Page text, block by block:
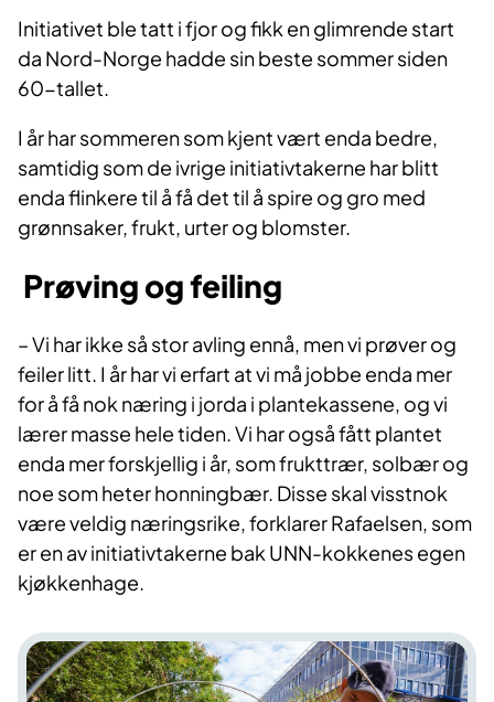
Initiativet ble tatt i fjor og fikk en glimrende start
da Nord-Norge hadde sin beste sommer siden
60-tallet.
I år har sommeren som kjent vært enda bedre,
samtidig som de ivrige initiativtakerne har blitt
enda flinkere til å få det til å spire og gro med
grønnsaker, frukt, urter og blomster.
Prøving og feiling
– Vi har ikke så stor avling ennå, men vi prøver og
feiler litt. I år har vi erfart at vi må jobbe enda mer
for å få nok næring i jorda i plantekassene, og vi
lærer masse hele tiden. Vi har også fått plantet
enda mer forskjellig i år, som frukttrær, solbær og
noe som heter honningbær. Disse skal visstnok
være veldig næringsrike, forklarer Rafaelsen, som
er en av initiativtakerne bak UNN-kokkenes egen
kjøkkenhage.